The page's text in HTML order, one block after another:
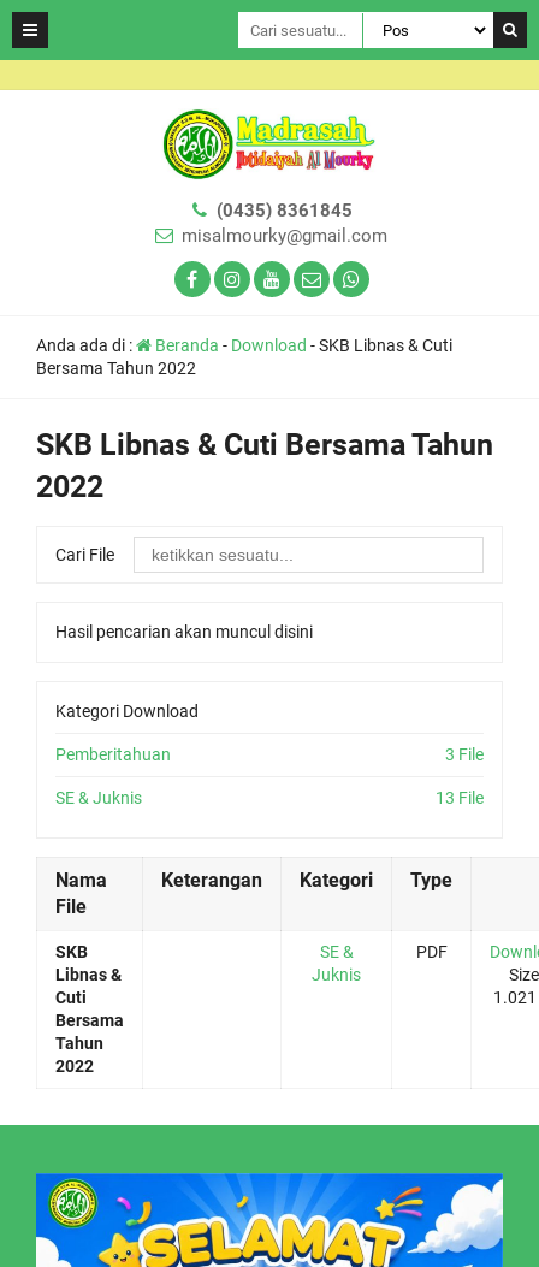
(0435) 8361845
misalmourky@gmail.com
Anda ada di : Beranda - Download -SKB Libnas & Cuti
Bersama Tahun 2022
SKB Libnas & Cuti Bersama Tahun
2022
Cari File
Hasil pencarian akan muncul disini
Kategori Download
Pemberitahuan 3 File
SE & Juknis 13 File
Nama
File
Keterangan Kategori Type
SKB
Libnas &
Cuti
Bersama
Tahun
2022
SE &
Juknis
PDF
1.021